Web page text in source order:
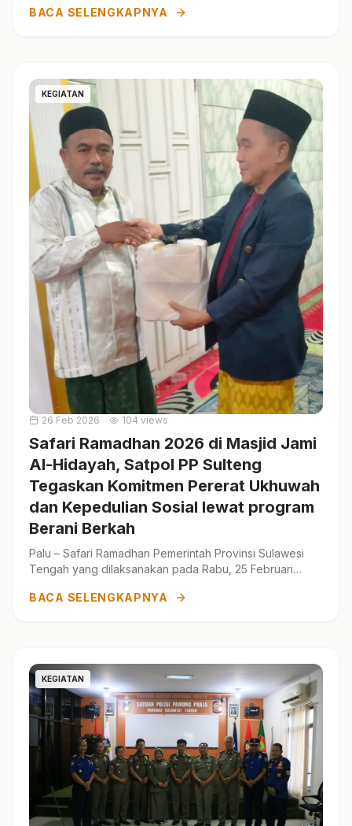
BACA SELENGKAPNYA
KEGIATAN
26 Feb 2026 104 views
Safari Ramadhan 2026 di Masjid Jami
Al-Hidayah, Satpol PP Sulteng
Tegaskan Komitmen Pererat Ukhuwah
dan Kepedulian Sosial lewat program
Berani Berkah
Palu – Safari Ramadhan Pemerintah Provinsi Sulawesi
Tengah yang dilaksanakan pada Rabu, 25 Februari
BACA SELENGKAPNYA
KEGIATAN